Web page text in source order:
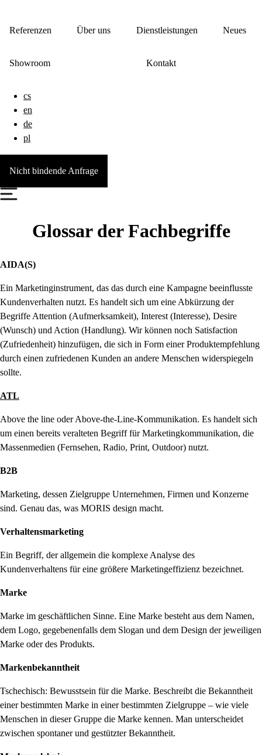
Referenzen Über uns Dienstleistungen Neues
Showroom Kontakt
cs
en
de
pl
Nicht bindende Anfrage
Glossar der Fachbegriffe
AIDA(S)
Ein Marketinginstrument, das das durch eine Kampagne beeinflusste
Kundenverhalten nutzt. Es handelt sich um eine Abkürzung der
Begriffe Attention (Aufmerksamkeit), Interest (Interesse), Desire
(Wunsch) und Action (Handlung). Wir können noch Satisfaction
(Zufriedenheit) hinzufügen, die sich in Form einer Produktempfehlung
durch einen zufriedenen Kunden an andere Menschen widerspiegeln
sollte.
ATL
Above the line oder Above-the-Line-Kommunikation. Es handelt sich
um einen bereits veralteten Begriff für Marketingkommunikation, die
Massenmedien (Fernsehen, Radio, Print, Outdoor) nutzt.
B2B
Marketing, dessen Zielgruppe Unternehmen, Firmen und Konzerne
sind. Genau das, was MORIS design macht.
Verhaltensmarketing
Ein Begriff, der allgemein die komplexe Analyse des
Kundenverhaltens für eine größere Marketingeffizienz bezeichnet.
Marke
Marke im geschäftlichen Sinne. Eine Marke besteht aus dem Namen,
dem Logo, gegebenenfalls dem Slogan und dem Design der jeweiligen
Marke oder des Produkts.
Markenbekanntheit
Tschechisch: Bewusstsein für die Marke. Beschreibt die Bekanntheit
einer bestimmten Marke in einer bestimmten Zielgruppe – wie viele
Menschen in dieser Gruppe die Marke kennen. Man unterscheidet
zwischen spontaner und gestützter Bekanntheit.